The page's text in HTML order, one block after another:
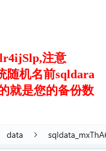
注意
随机名前sqldara
就是您的备份数